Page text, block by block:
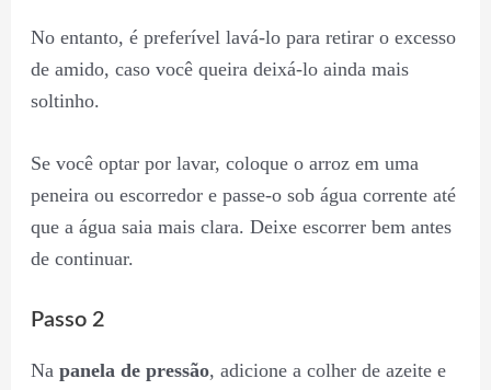
No entanto, é preferível lavá-lo para retirar o excesso
de amido, caso você queira deixá-lo ainda mais
soltinho.
Se você optar por lavar, coloque o arroz em uma
peneira ou escorredor e passe-o sob água corrente até
que a água saia mais clara. Deixe escorrer bem antes
de continuar.
Passo 2
Napanela de pressão, adicione a colher de azeite e